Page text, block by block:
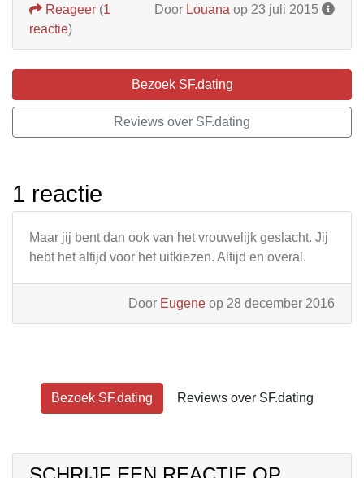
Door Louana op 23 juli 2015
Reageer (1
reactie)
Bezoek SF.dating
Reviews over SF.dating
1 reactie
Maar jij bent dan ook van het vrouwelijk geslacht. Jij
hebt het altijd voor het uitkiezen. Altijd en overal.
Door Eugene op 28 december 2016
Bezoek SF.dating Reviews over SF.dating